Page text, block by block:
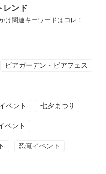
レンド
け関連キーワードはコレ！
ビアガーデン・ビアフェス
ベント 七夕まつり
ベント
恐竜イベント